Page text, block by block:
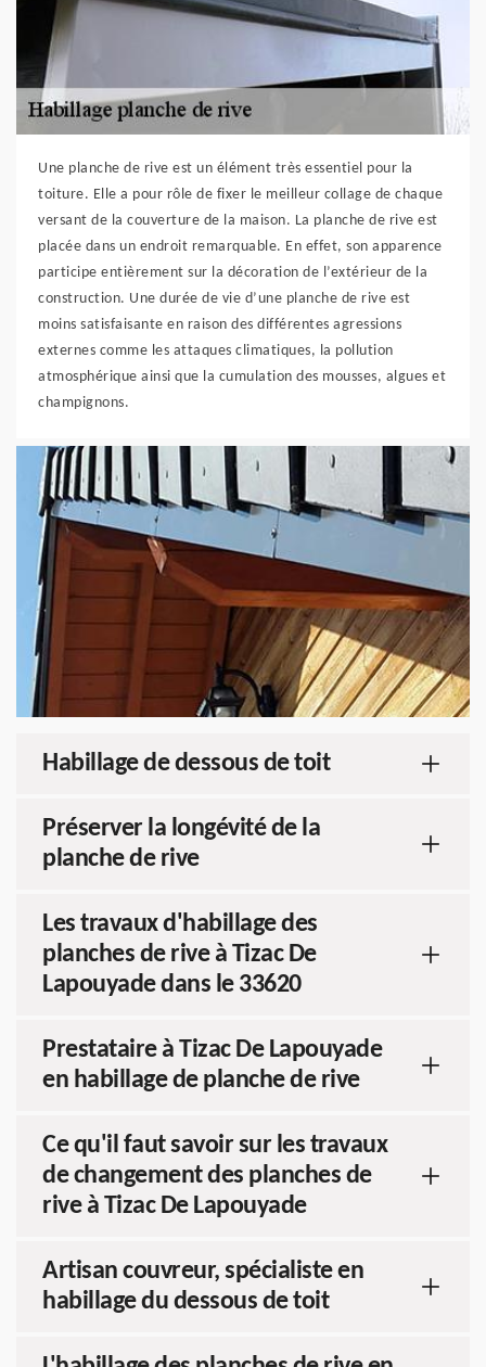
Une planche de rive est un élément très essentiel pour la
toiture. Elle a pour rôle de fixer le meilleur collage de chaque
versant de la couverture de la maison. La planche de rive est
placée dans un endroit remarquable. En effet, son apparence
participe entièrement sur la décoration de l’extérieur de la
construction. Une durée de vie d’une planche de rive est
moins satisfaisante en raison des différentes agressions
externes comme les attaques climatiques, la pollution
atmosphérique ainsi que la cumulation des mousses, algues et
champignons.
Habillage de dessous de toit
Préserver la longévité de la
planche de rive
Les travaux d'habillage des
planches de rive à Tizac De
Lapouyade dans le 33620
Prestataire à Tizac De Lapouyade
en habillage de planche de rive
Ce qu'il faut savoir sur les travaux
de changement des planches de
rive à Tizac De Lapouyade
Artisan couvreur, spécialiste en
habillage du dessous de toit